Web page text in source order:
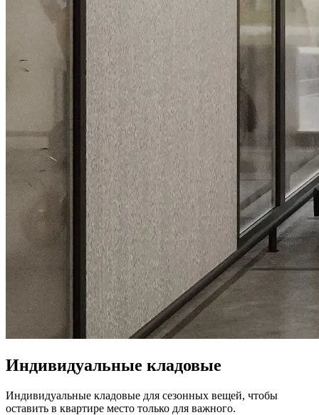
Индивидуальные кладовые
Индивидуальные кладовые для сезонных вещей, чтобы
оставить в квартире место только для важного.